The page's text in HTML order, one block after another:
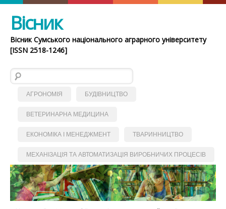
Вісник
Вісник Сумського національного аграрного університету
[ISSN 2518-1246]
Пошук:
АГРОНОМІЯ БУДІВНИЦТВО
ВЕТЕРИНАРНА МЕДИЦИНА
ЕКОНОМІКА І МЕНЕДЖМЕНТ ТВАРИННИЦТВО
МЕХАНІЗАЦІЯ ТА АВТОМАТИЗАЦІЯ ВИРОБНИЧИХ ПРОЦЕСІВ